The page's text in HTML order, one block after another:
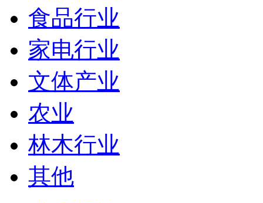
食品行业
家电行业
文体产业
农业
林木行业
其他